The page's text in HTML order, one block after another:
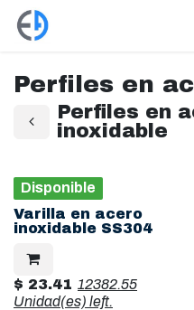
Ir al contenido
Perfiles en
Perfiles en
inoxidable
Disponible
Varilla en acero
inoxidable SS304
$ 23.41 12382.55
Unidad(es) left.